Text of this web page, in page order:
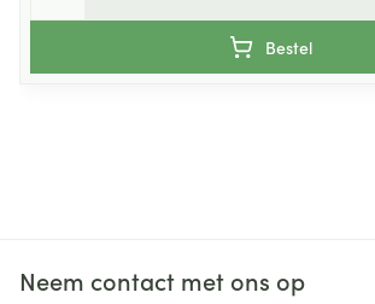
Bestel
Neem contact met ons op